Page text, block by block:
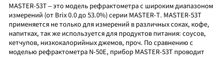
MASTER-53T – это модель рефрактометра с широким диапазоном
измерений (от Brix 0.0 до 53.0%) серии MASTER-T. MASTER-53T
применяется не только для измерений в различных соках, кофе,
напитках, так же используется для продуктов питания: соусов,
кетчупов, низкокалорийных джемов, проч. По сравнению с
моделью рефрактометра N-50E, прибор MASTER-53T проводит